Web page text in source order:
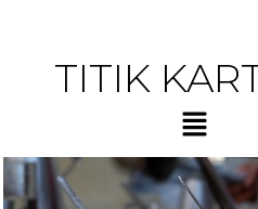
TITIK